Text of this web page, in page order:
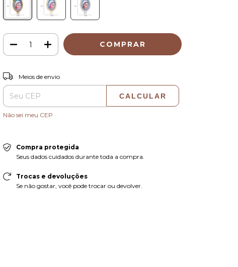
Entregas para o CEP:
Meios de envio
CALCULAR
Não sei meu CEP
Compra protegida
Seus dados cuidados durante toda a compra.
Trocas e devoluções
Se não gostar, você pode trocar ou devolver.